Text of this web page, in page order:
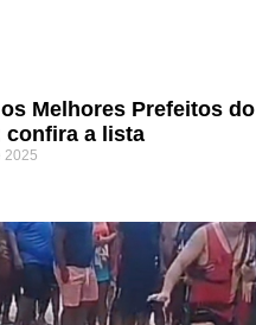
Melhores Prefeitos do
confira a lista
2025